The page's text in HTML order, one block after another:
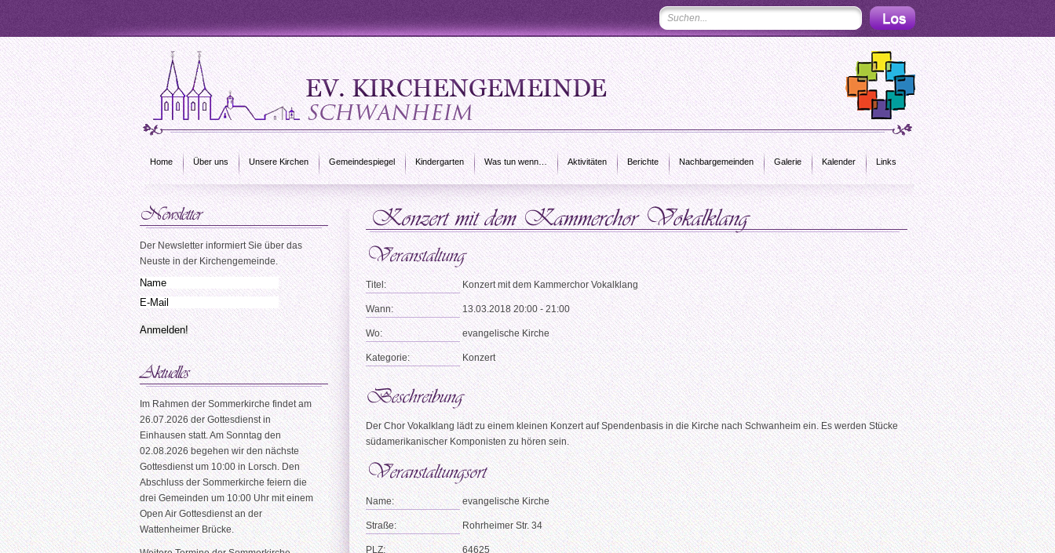
Home Über uns Unsere Kirchen Gemeindespiegel Kindergarten Was tun wenn… Aktivitäten Berichte Nachbargemeinden Galerie Kalender Links
Titel: Konzert mit dem Kammerchor Vokalklang
Wann: 13.03.2018 20:00 - 21:00
Wo: evangelische Kirche
Kategorie: Konzert
Der Chor Vokalklang lädt zu einem kleinen Konzert auf Spendenbasis in die Kirche nach Schwanheim ein. Es werden Stücke
südamerikanischer Komponisten zu hören sein.
Name: evangelische Kirche
Straße: Rohrheimer Str. 34
PLZ: 64625
Der Newsletter informiert Sie über das
Neuste in der Kirchengemeinde.
Im Rahmen der Sommerkirche findet am
26.07.2026 der Gottesdienst in
Einhausen statt. Am Sonntag den
02.08.2026 begehen wir den nächste
Gottesdienst um 10:00 in Lorsch. Den
Abschluss der Sommerkirche feiern die
drei Gemeinden um 10:00 Uhr mit einem
Open Air Gottesdienst an der
Wattenheimer Brücke.